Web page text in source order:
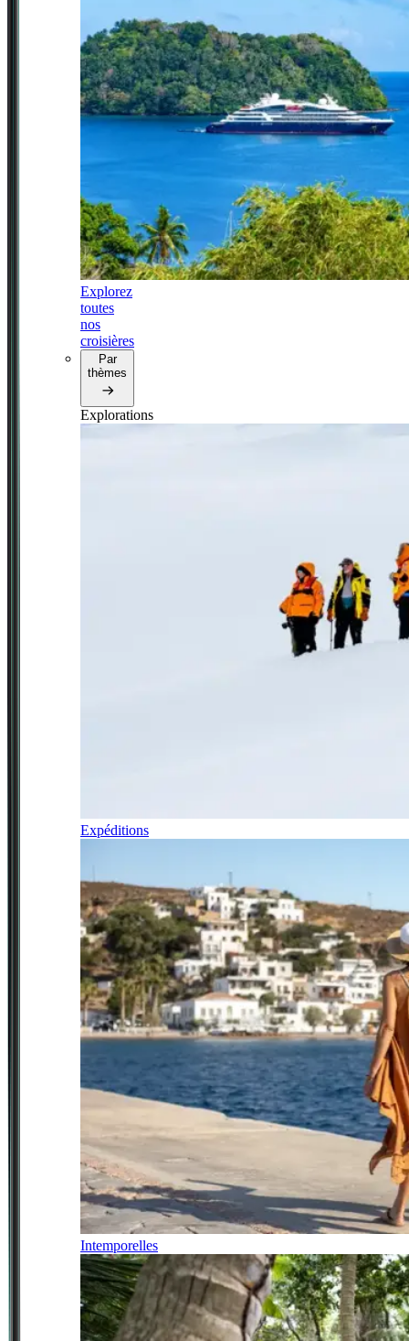
Explorez
toutes
nos
croisières
Par
thèmes
Explorations
Expéditions
Intemporelles